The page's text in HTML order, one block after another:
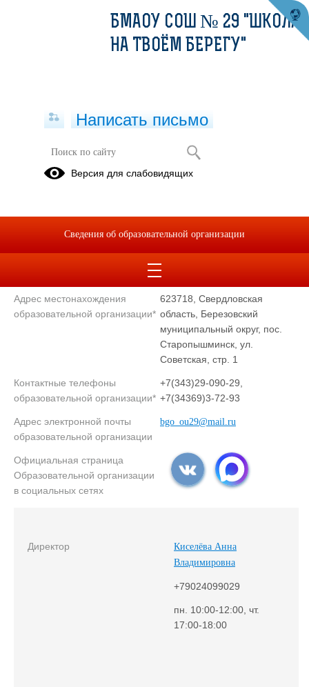
Контакты
твоём берегу"
образовательной организации* твоём берегу"
Адрес местонахождения
образовательной организации*
623718, Свердловская
область, Березовский
муниципальный округ, пос.
Старопышминск, ул.
Советская, стр. 1
Контактные телефоны
образовательной организации*
+7(343)29-090-29,
+7(34369)3-72-93
Адрес электронной почты
образовательной организации
bgo_ou29@mail.ru
Официальная страница
Образовательной организации
в социальных сетях
Директор
Киселёва Анна
Владимировна
+79024099029
пн. 10:00-12:00, чт.
17:00-18:00
БМАОУ СОШ № 29 "ШКОЛА
НА ТВОЁМ БЕРЕГУ"
Написать письмо
Версия для слабовидящих
Сведения об образовательной организации